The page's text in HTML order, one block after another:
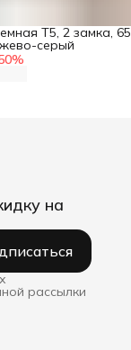
%
Т5, 2 замка, 65
серый
на
рассылки